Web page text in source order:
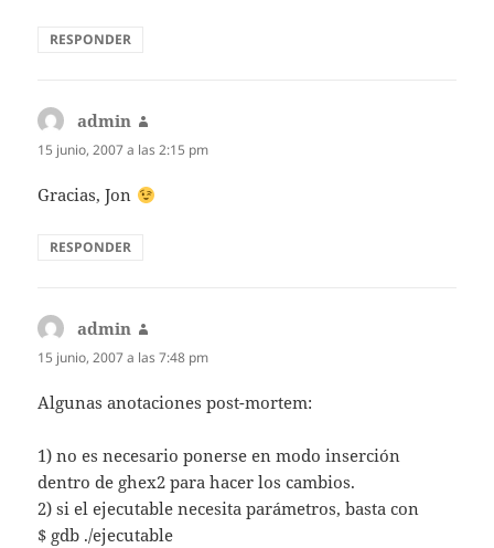
RESPONDER
admin
15 junio, 2007 a las 2:15 pm
Gracias, Jon
RESPONDER
admin
15 junio, 2007 a las 7:48 pm
Algunas anotaciones post-mortem:
1) no es necesario ponerse en modo inserción
dentro de ghex2 para hacer los cambios.
2) si el ejecutable necesita parámetros, basta con
$ gdb ./ejecutable